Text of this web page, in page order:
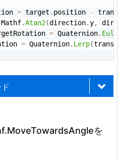
= target . position -
Mathf.Atan2(direction.y,
= Quaternion.
= Quaternion. Lerp(
: MonoBehaviour
を